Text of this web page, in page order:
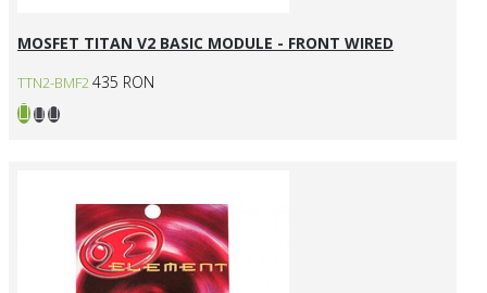
MOSFET TITAN V2 BASIC MODULE - FRONT WIRED
TTN2-BMF2435 RON